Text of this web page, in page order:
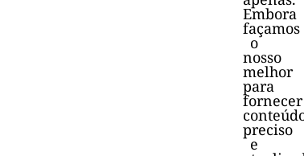
Embora
façamos
o
nosso
melhor
para
fornecer
preciso
e